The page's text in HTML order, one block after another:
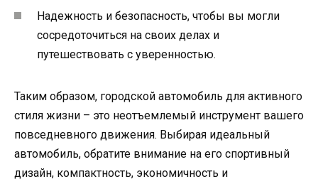
Надежность и безопасность, чтобы вы могли
сосредоточиться на своих делах и
путешествовать с уверенностью.
Таким образом, городской автомобиль для активного
стиля жизни – это неотъемлемый инструмент вашего
повседневного движения. Выбирая идеальный
автомобиль, обратите внимание на его спортивный
дизайн, компактность, экономичность и